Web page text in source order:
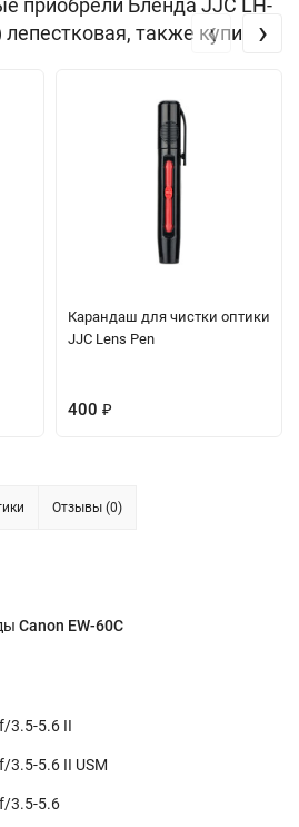
лепестковая, также купили
Карандаш для чистки оптики
JJC Lens Pen
400 ₽
‹ ›
Отзывы (0)
Canon EW-60C
3.5-5.6 II
3.5-5.6 II USM
3.5-5.6